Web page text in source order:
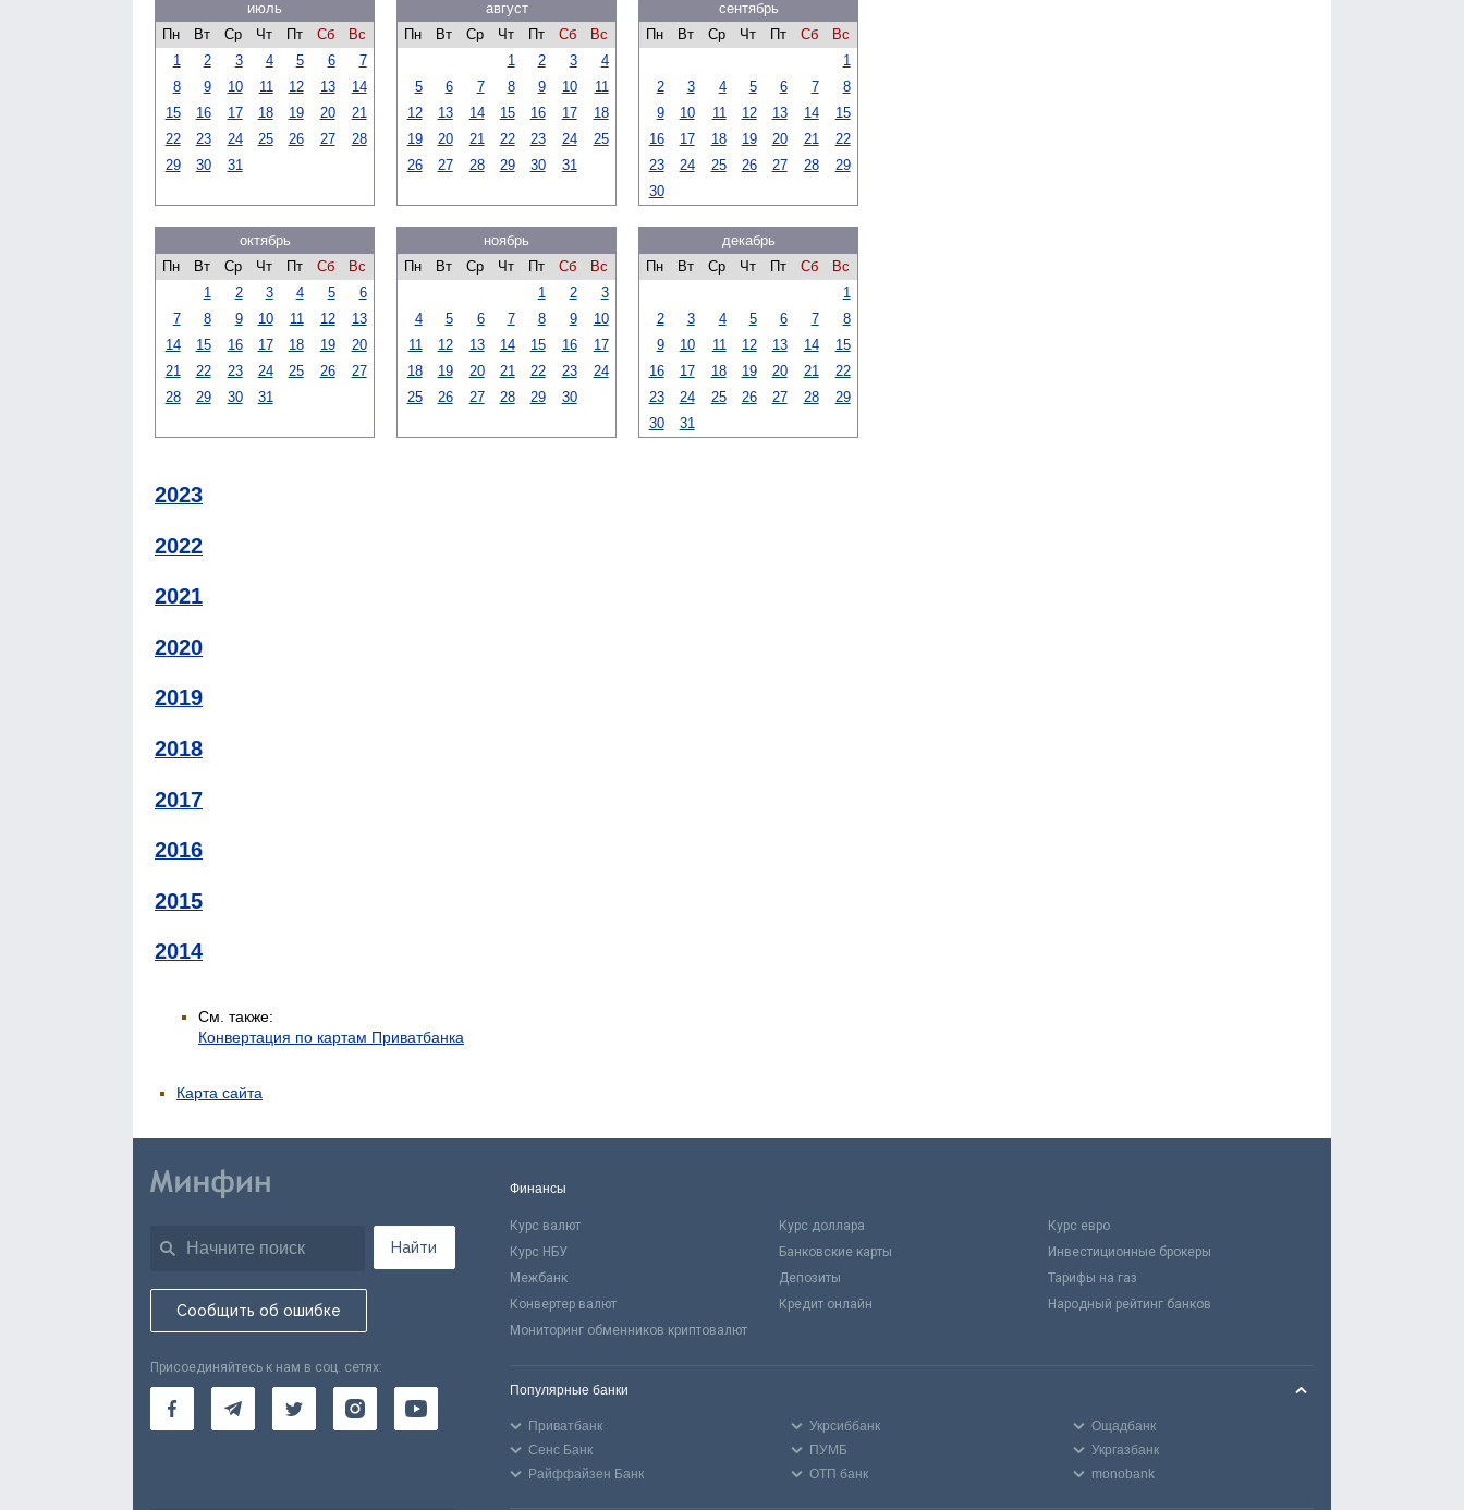
июль
Пн
Вт Ср Чт Пт Сб
Вс
1
2 3 4 5 6
7
8
9 10 11 12 13
14
15
16 17 18 19 20
21
22
23 24 25 26 27
28
29
30 31
август
Пн
Вт Ср Чт Пт Сб
Вс
1
2 3
4
5
6 7 8 9 10
11
12
13 14 15 16 17
18
19
20 21 22 23 24
25
26
27 28 29 30 31
сентябрь
Пн
Вт Ср Чт Пт Сб
Вс
1
2
3 4 5 6 7
8
9
10 11 12 13 14
15
16
17 18 19 20 21
22
23
24 25 26 27 28
29
30
октябрь
Пн
Вт Ср Чт Пт Сб
Вс
1
2 3 4 5
6
7
8 9 10 11 12
13
14
15 16 17 18 19
20
21
22 23 24 25 26
27
28
29 30 31
ноябрь
Пн
Вт Ср Чт Пт Сб
Вс
1
2
3
4
5 6 7 8 9
10
11
12 13 14 15 16
17
18
19 20 21 22 23
24
25
26 27 28 29 30
декабрь
Пн
Вт Ср Чт Пт Сб
Вс
1
2
3 4 5 6 7
8
9
10 11 12 13 14
15
16
17 18 19 20 21
22
23
24 25 26 27 28
29
30
31
2023
2022
2021
2020
2019
2018
2017
2016
2015
2014
См. также:
Конвертация по картам Приватбанка
Карта сайта
Найти
Сообщить об ошибке
Присоединяйтесь к нам в соц. сетях:
Финансы
Курс валют Курс доллара
Курс евро
Курс НБУ
Банковские карты
Инвестиционные брокеры
Межбанк
Депозиты
Тарифы на газ
Конвертер валют
Кредит онлайн
Народный рейтинг банков
Мониторинг обменников криптовалют
Популярные банки
Приватбанк Укрсиббанк
Ощадбанк
Сенс Банк
ПУМБ
Укргазбанк
Райффайзен Банк
ОТП банк monobank